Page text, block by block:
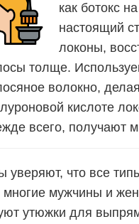
как ботокс
настоящий
локоны,
толще.
волокно,
кислоте
всего, получают
уверяют, что все
многие мужчины и
утюжки для